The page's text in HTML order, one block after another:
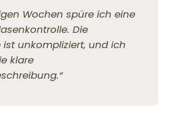
Wochen spüre ich eine
Die
ist unkompliziert, und ich
klare